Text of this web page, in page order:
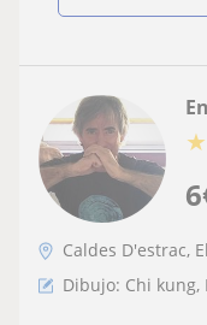
6
★
Caldes D'estrac,
Dibujo: Chi kung,